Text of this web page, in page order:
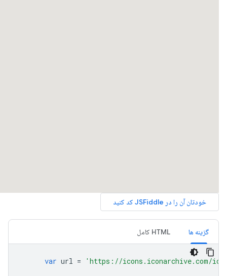
گزینه ها HTML کامل
var url = 'https://icons.iconarchive.com/